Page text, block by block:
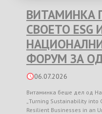
ВИТАМИНКА
СВОЕТО ESG
ФОРУМ ЗА
06.07.2026
Витаминка беше дел од
„Turning Sustainability
Resilient Businesses in an